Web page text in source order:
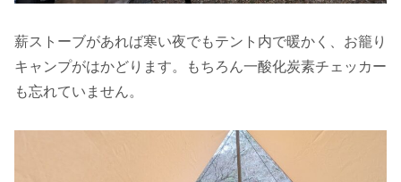
薪ストーブがあれば寒い夜でもテント内で暖かく、お籠り
キャンプがはかどります。もちろん一酸化炭素チェッカー
も忘れていません。